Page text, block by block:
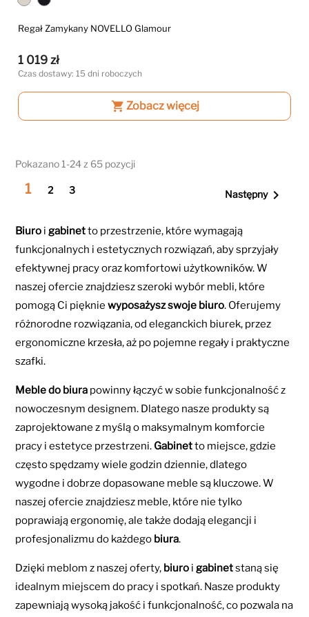
Regał Zamykany NOVELLO Glamour
1 019 zł
Czas dostawy: 15 dni roboczych
shopping_cart Zobacz więcej
Pokazano 1-24 z 65 pozycji
1 2 3 Następny
Biuro igabinetto przestrzenie, które wymagają
funkcjonalnych i estetycznych rozwiązań, aby sprzyjały
efektywnej pracy oraz komfortowi użytkowników. W
naszej ofercie znajdziesz szeroki wybór mebli, które
pomogą Ci piękniewyposażysz swoje biuro. Oferujemy
różnorodne rozwiązania, od eleganckich biurek, przez
ergonomiczne krzesła, aż po pojemne regały i praktyczne
szafki.
Meble do biura powinny łączyć w sobie funkcjonalność z
nowoczesnym designem. Dlatego nasze produkty są
zaprojektowane z myślą o maksymalnym komforcie
pracy i estetyce przestrzeni. Gabinetto miejsce, gdzie
często spędzamy wiele godzin dziennie, dlatego
wygodne i dobrze dopasowane meble są kluczowe. W
naszej ofercie znajdziesz meble, które nie tylko
poprawiają ergonomię, ale także dodają elegancji i
profesjonalizmu do każdego biura.
Dzięki meblom z naszej oferty, biuro igabinetstaną się
idealnym miejscem do pracy i spotkań. Nasze produkty
zapewniają wysoką jakość i funkcjonalność, co pozwala na